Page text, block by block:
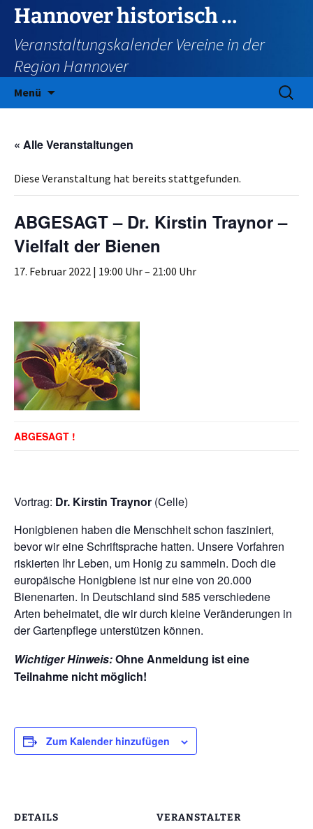
Zum
Inhalt
springen
Hannover historisch …
Veranstaltungskalender Vereine in der
Region Hannover
Menü
Suchen
nach:
« Alle Veranstaltungen
Diese Veranstaltung hat bereits stattgefunden.
ABGESAGT – Dr. Kirstin Traynor –
Vielfalt der Bienen
17. Februar 2022 | 19:00 Uhr– 21:00 Uhr
ABGESAGT !
Vortrag: Dr. Kirstin Traynor (Celle)
Honigbienen haben die Menschheit schon fasziniert,
bevor wir eine Schriftsprache hatten. Unsere Vorfahren
riskierten Ihr Leben, um Honig zu sammeln. Doch die
europäische Honigbiene ist nur eine von 20.000
Bienenarten. In Deutschland sind 585 verschiedene
Arten beheimatet, die wir durch kleine Veränderungen in
der Gartenpflege unterstützen können.
Wichtiger Hinweis:Ohne Anmeldung ist eine
Teilnahme nicht möglich!
Zum Kalender hinzufügen
DETAILS VERANSTALTER